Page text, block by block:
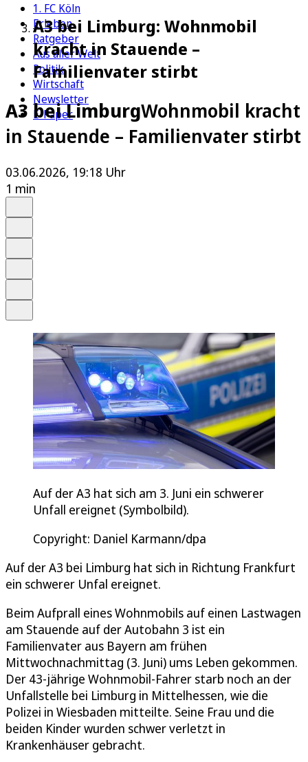
1. FC Köln
Erleben
Ratgeber
Aus aller Welt
Politik
Wirtschaft
Newsletter
E-Paper
A3 bei Limburg: Wohnmobil
kracht in Stauende –
Familienvater stirbt
A3 bei LimburgWohnmobil kracht
in Stauende – Familienvater stirbt
03.06.2026, 19:18 Uhr
1 min
Auf der A3 hat sich am 3. Juni ein schwerer
Unfall ereignet (Symbolbild).
Copyright: Daniel Karmann/dpa
Auf der A3 bei Limburg hat sich in Richtung Frankfurt
ein schwerer Unfal ereignet.
Beim Aufprall eines Wohnmobils auf einen Lastwagen
am Stauende auf der Autobahn 3 ist ein
Familienvater aus Bayern am frühen
Mittwochnachmittag (3. Juni) ums Leben gekommen.
Der 43-jährige Wohnmobil-Fahrer starb noch an der
Unfallstelle bei Limburg in Mittelhessen, wie die
Polizei in Wiesbaden mitteilte. Seine Frau und die
beiden Kinder wurden schwer verletzt in
Krankenhäuser gebracht.